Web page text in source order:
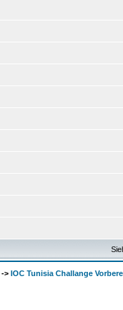
-> IOC Tunisia Challange